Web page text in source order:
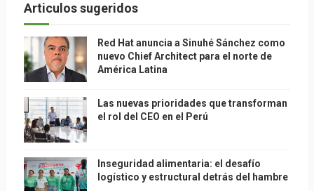
Articulos sugeridos
Red Hat anuncia a Sinuhé Sánchez como
nuevo Chief Architect para el norte de
América Latina
Las nuevas prioridades que transforman
el rol del CEO en el Perú
Inseguridad alimentaria: el desafío
logístico y estructural detrás del hambre